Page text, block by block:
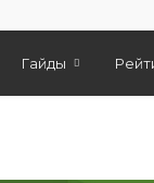
Гайды